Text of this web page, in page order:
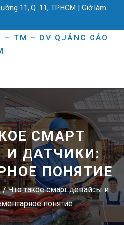
11, Q. 11, TP.HCM | Giờ làm
СМАРТ
И ДАТЧИКИ:
ПОНЯТИЕ
/Что такое смарт девайсы и
понятие